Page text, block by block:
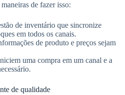
de fazer isso:
de inventário que sincronize
em todos os canais.
de produto e preços sejam
uma compra em um canal e a
de qualidade